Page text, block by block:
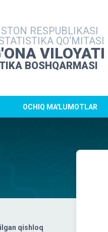
RESPUBLIKASI
QO‘MITASI
VILOYATI
BOSHQARMASI
OCHIQ MA'LUMOTLAR
qishloq